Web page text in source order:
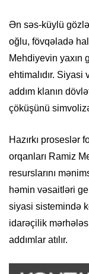
Ən səs-küylü
oğlu, fövqəladə
Mehdiyevin yaxın
ehtimalıdır.
addım klanın
çöküşünü
Hazırkı proseslər
orqanları Ramiz
resurslarını
həmin vəsaitləri
siyasi sistemində
idarəçilik
addımlar atılır.